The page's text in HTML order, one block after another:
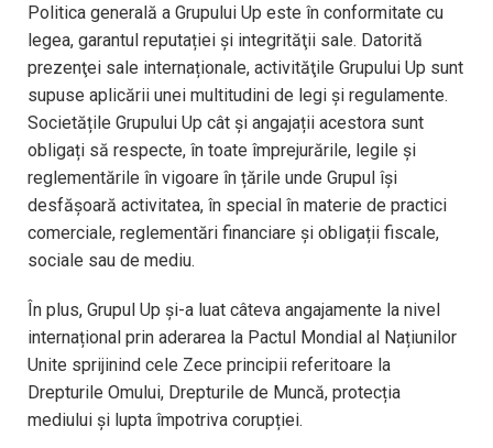
Politica generală a Grupului Up este în conformitate cu
legea, garantul reputației și integrităţii sale. Datorită
prezenţei sale internaționale, activităţile Grupului Up sunt
supuse aplicării unei multitudini de legi și regulamente.
Societățile Grupului Up cât și angajații acestora sunt
obligați să respecte, în toate împrejurările, legile și
reglementările în vigoare în țările unde Grupul își
desfășoară activitatea, în special în materie de practici
comerciale, reglementări financiare și obligații fiscale,
sociale sau de mediu.
În plus, Grupul Up şi-a luat câteva angajamente la nivel
internațional prin aderarea la Pactul Mondial al Națiunilor
Unite sprijinind cele Zece principii referitoare la
Drepturile Omului, Drepturile de Muncă, protecția
mediului și lupta împotriva corupției.